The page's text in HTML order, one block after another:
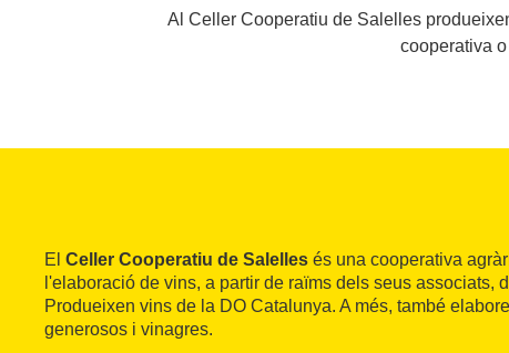
Al Celler Cooperatiu de Salelles
cooperativa
El Celler Cooperatiu de Salelles és una cooperativa
l'elaboració de vins, a partir de raïms dels seus associats,
Produeixen vins de la DO Catalunya. A més, també
generosos i vinagres.